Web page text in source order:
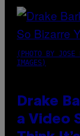
(PHOTO BY JOSE
IMAGES)
Drake
a Video